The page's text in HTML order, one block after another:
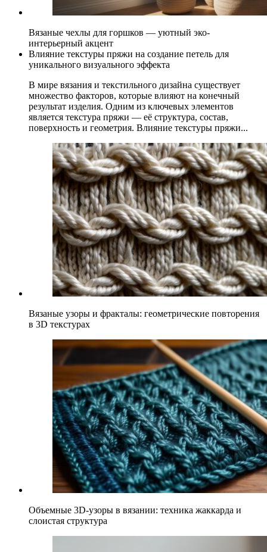
Вязаные чехлы для горшков — уютный эко-
интерьерный акцент
Влияние текстуры пряжи на создание петель для
уникального визуального эффекта
В мире вязания и текстильного дизайна существует
множество факторов, которые влияют на конечный
результат изделия. Одним из ключевых элементов
является текстура пряжи — её структура, состав,
поверхность и геометрия. Влияние текстуры пряжи...
Вязаные узоры и фракталы: геометрические повторения
в 3D текстурах
Объемные 3D-узоры в вязании: техника жаккарда и
слоистая структура